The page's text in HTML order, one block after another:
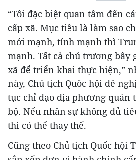
“Tôi đặc biệt quan tâm đến
cấp xã. Mục tiêu là làm sao
mới mạnh, tỉnh mạnh thì
mạnh. Tất cả chủ trương bây
xã để triển khai thực hiện,”
này, Chủ tịch Quốc hội đề
tục chỉ đạo địa phương quán
bộ. Nếu nhân sự không đủ
thì có thể thay thế.
Cũng theo Chủ tịch Quốc hội